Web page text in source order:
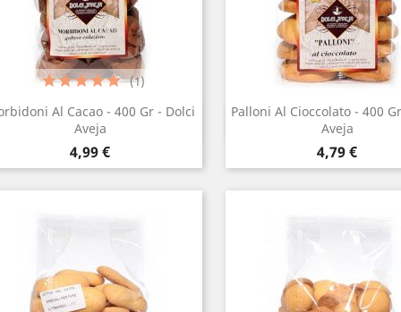
Al Cacao - 400 Gr - Dolci
Aveja
Prezzo
4,99 €
(1)
Anteprima
Palloni Al Cioccolato - 400
Aveja
Prezzo
4,79 €
Anteprima